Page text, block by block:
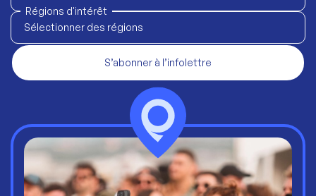
Régions d'intérêt
Sélectionner des régions
S’abonner à l’infolettre